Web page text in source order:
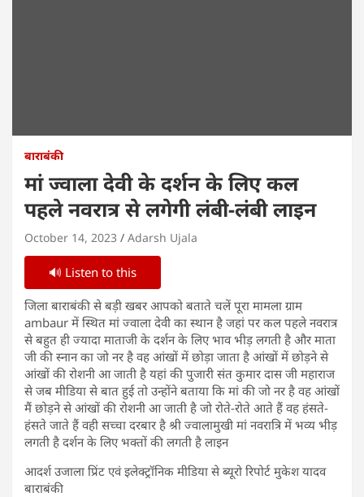
बाराबंकी
मां ज्वाला देवी के दर्शन के लिए कल
पहले नवरात्र से लगेगी लंबी-लंबी लाइन
October 14, 2023 Adarsh Ujala
🔊 Listen to this
जिला बाराबंकी से बड़ी खबर आपको बताते चलें पूरा मामला ग्राम
ambaur में स्थित मां ज्वाला देवी का स्थान है जहां पर कल पहले नवरात्र
से बहुत ही ज्यादा माताजी के दर्शन के लिए भाव भीड़ लगती है और माता
जी की स्नान का जो नर है वह आंखों में छोड़ा जाता है आंखों में छोड़ने से
आंखों की रोशनी आ जाती है यहां की पुजारी संत कुमार दास जी महाराज
से जब मीडिया से बात हुई तो उन्होंने बताया कि मां की जो नर है वह आंखों
मैं छोड़ने से आंखों की रोशनी आ जाती है जो रोते-रोते आते हैं वह हंसते-
हंसते जाते हैं वही सच्चा दरबार है श्री ज्वालामुखी मां नवरात्रि में भव्य भीड़
लगती है दर्शन के लिए भक्तों की लगती है लाइन
आदर्श उजाला प्रिंट एवं इलेक्ट्रॉनिक मीडिया से ब्यूरो रिपोर्ट मुकेश यादव
बाराबंकी